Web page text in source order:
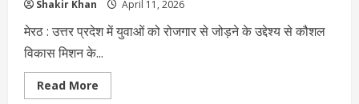
Shakir Khan April 11, 2026
मेरठ : उत्तर प्रदेश में युवाओं को रोजगार से जोड़ने के उद्देश्य से कौशल
विकास मिशन के...
Read More
more